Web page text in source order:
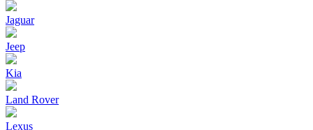
Jaguar
Jeep
Kia
Land Rover
Lexus